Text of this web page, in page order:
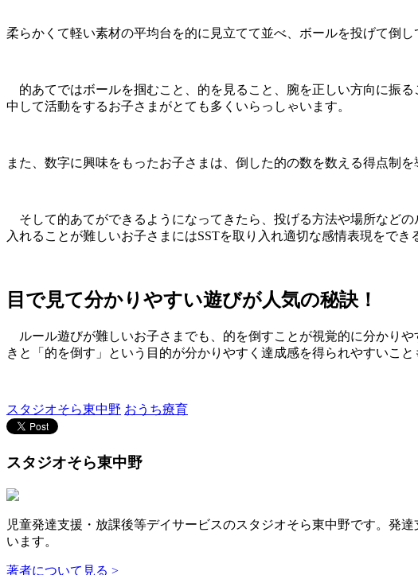
柔らかくて軽い素材の平均台を的に見立てて並べ、ボールを投げて倒し
的あてではボールを掴むこと、的を見ること、腕を正しい方向に振
中して活動をするお子さまがとても多くいらっしゃいます。
また、数字に興味をもったお子さまは、倒した的の数を数える得点制
そして的あてができるようになってきたら、投げる方法や場所など
入れることが難しいお子さまにはSSTを取り入れ適切な感情表現をでき
目で見て分かりやすい遊びが人気の秘訣！
ルール遊びが難しいお子さまでも、的を倒すことが視覚的に分かり
きと「的を倒す」という目的が分かりやすく達成感を得られやすいこと
スタジオそら東中野 おうち療育
スタジオそら東中野
児童発達支援・放課後等デイサービスのスタジオそら東中野です。発
います。
著者について見る >